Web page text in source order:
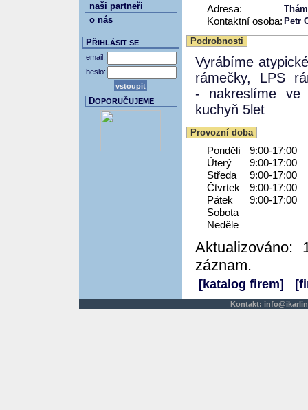
Adresa:
Kontaktní osoba: Petr
Podrobnosti
Vyrábíme
rámečky, LPS
- nakreslíme ve
kuchyň 5let
Provozní doba
Pondělí
9:00-17:00
Úterý
9:00-17:00
Středa
9:00-17:00
Čtvrtek
9:00-17:00
Pátek
9:00-17:00
Sobota
Neděle
Aktualizováno:
záznam.
[katalog firem]
naši partneři
o nás
PŘIHLÁSIT SE
email:
heslo:
DOPORUČUJEME
Kontakt: